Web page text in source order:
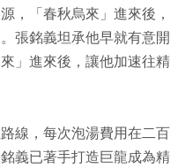
，「春秋烏來」進來後，
張銘義坦承他早就有意開
」進來後，讓他加速往精
線，每次泡湯費用在二百
義已著手打造巨龍成為精